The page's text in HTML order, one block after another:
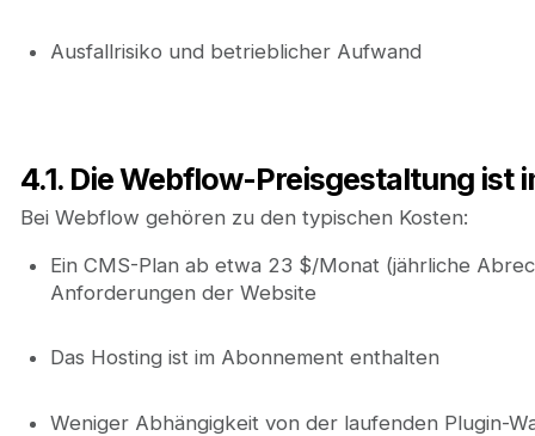
Ausfallrisiko und betrieblicher Aufwand
4.1. Die Webflow-Preisgestaltung
Bei Webflow gehören zu den typischen Kosten:
Ein CMS-Plan ab etwa 23 $/Monat (jährliche
Anforderungen der Website
Das Hosting ist im Abonnement enthalten
Weniger Abhängigkeit von der laufenden Plugin-